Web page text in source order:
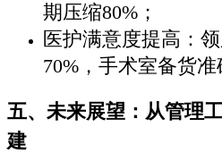
期压缩80%；
医护满意度提高：
70%，手术室备货准
五、未来展望：从管理
建